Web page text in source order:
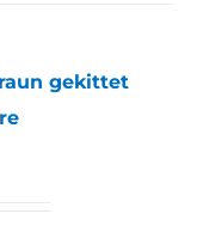
gekittet